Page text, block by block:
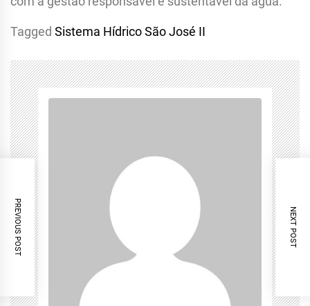
Tagged Sistema Hídrico São José II
PREVIOUS POST NEXT POST